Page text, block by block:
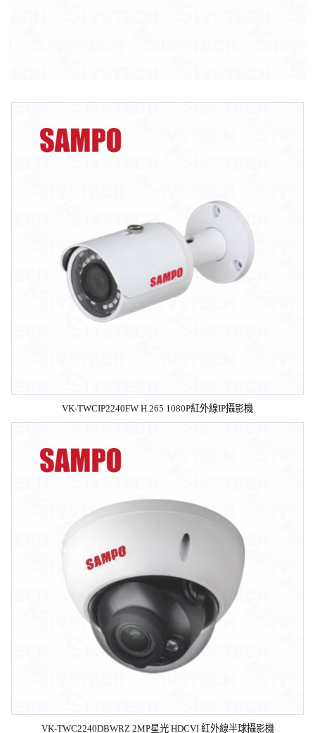
VK-TWCIP2240FW H.265 1080P紅外線IP攝影機
VK-TWC2240DBWRZ 2MP星光 HDCVI 紅外線半球攝影機